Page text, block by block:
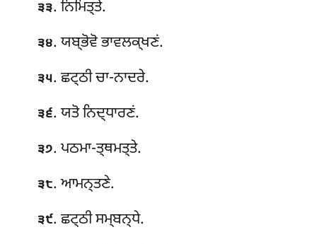
੩੩. ਨਿਮਿਤ੍ਤੇ.
੩੪. ਯਬ੍ਭੋਵੋ ਭਾਵਲਕ੍ਖਣਂ.
੩੫. ਛਟ੍ਠੀ ਚਾ-ਨਾਦਰੇ.
੩੬. ਯਤੋਨਿਦ੍ਧਾਰਣਂ.
੩੭. ਪਠਮਾ-ਤ੍ਥਮਤ੍ਤੇ.
੩੮. ਆਮਨ੍ਤਣੇ.
੩੯. ਛਟ੍ਠੀ ਸਮ੍ਬਨ੍ਧੇ.